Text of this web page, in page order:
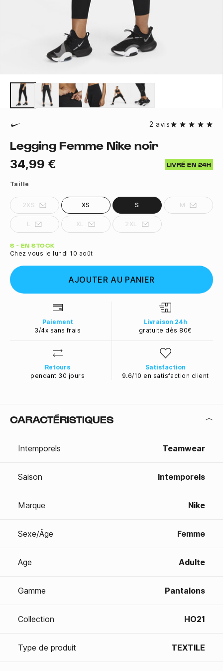
2 avis
Legging Femme Nike noir
34,99 € LIVRÉ EN 24H
Taille
2XS XS S M
L XL 2XL
Quantité
S - EN STOCK
Chez vous le lundi 10 août
AJOUTER AU PANIER
Paiement
3/4x sans frais
Livraison 24h
gratuite dès 80€
Retours
pendant 30 jours
Satisfaction
9.6/10 en satisfaction client
CARACTÉRISTIQUES
Intemporels Teamwear
Saison Intemporels
Marque Nike
Sexe/Âge Femme
Age Adulte
Gamme Pantalons
Collection HO21
Type de produit TEXTILE